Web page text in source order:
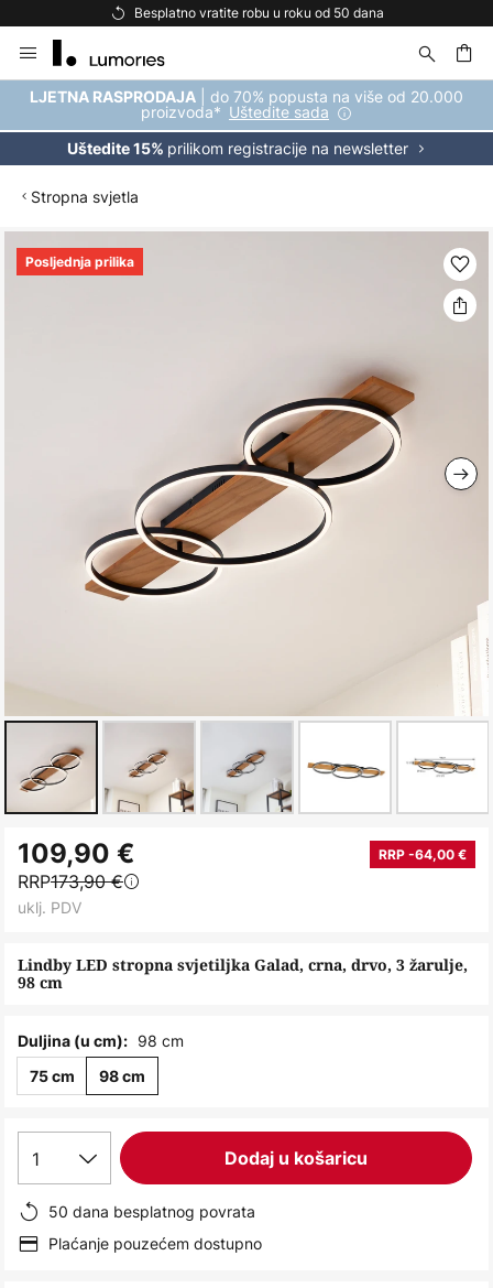
Besplatno vratite robu u roku od 50 dana
to
Content
LJETNA RASPRODAJA | do 70% popusta na više od 20.000
proizvoda* Uštedite sada
Uštedite 15% prilikom registracije na newsletter
Stropna svjetla
Posljednja prilika
Skip
to
to
the
beginning
the
images
Lindby LED stropna svjetiljka Galad, crna, drvo, 3 žarulje,
98 cm
109,90 € RRP -64,00 €
RRP173,90 €
uklj. PDV
Duljina (u cm): 98 cm
75 cm 98 cm
1 Dodaj u košaricu
50 dana besplatnog povrata
Plaćanje pouzećem dostupno